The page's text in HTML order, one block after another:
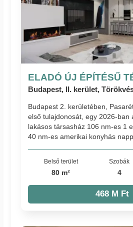
ELADÓ ÚJ ÉPÍTÉSŰ
Budapest, II. kerület,
Budapest 2. kerületében,
első tulajdonosát, egy 2026-ban
lakásos társasház 106 nm-es 1
40 nm-es amerikai konyhás
Belső terület
80 m²
Szobák
4
468 M Ft